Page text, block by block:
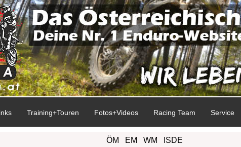
Training+Touren Fotos+Videos Racing Team Service
ÖM EM WM ISDE